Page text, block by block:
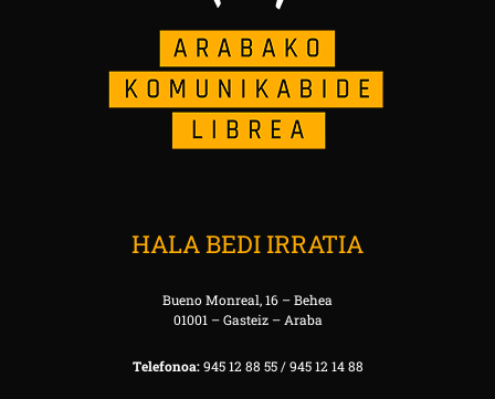
HALA BEDI IRRATIA
Bueno Monreal, 16 – Behea
01001 – Gasteiz – Araba
Telefonoa:945 12 88 55 / 945 12 14 88